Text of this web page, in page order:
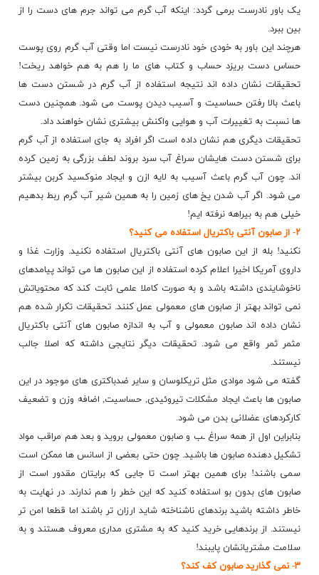
یک باور نادرست برمی گردد: اینکه آب گرم می تواند جرم های دست را از
بین ببرد.
هرچند این باور به خودی خود نادرست نیست اما وقتی آب گرم روی پوست
حساس دست بریزد حساب و کتاب های ما را هم به هم خواهد ریخت!
تحقیقات نشان داده اند نتیجه استفاده از آب گرم در شستن دست ها
باعث بالا رفتن حساسیت و آسیب دیدن پوست می شود. همچنین دست
ها نسبت به تغییرات آب و هوایی واکنش بیشتری نشان خواهند داد.
تحقیقات دیگری هم نشان داده است اگر افراد به جای استفاده از آب گرم
برای شستن دست هایشان سراغ آب سرد بروند لطف بزرگی به زمین کرده
اند. چون آب گرم باعث آسیب به لایه ازن و ایجاد منوکسید کربن بیشتر
می شود. اگر آب شدن یخ های زمین را به همین شیر آب گرم ربط بدهیم
خیلی هم به بیراهه نرفته ایم!
۲- از صابون آنتی باکتریال استفاده می کنید؟
نکنید! بله از این صابون های آنتی باکتریال استفاده نکنید. وزارت غذا و
داروی آمریکا اخیرا اعلام کرده استفاده از این صابون ها می تواند پیامدهای
ناخوشایندی داشته باشد و به صورت کاملا علمی ثابت کند که محتویاتش
نمی تواند بهتر از صابون های معمولی عمل کنند. تحقیقات تکرار شده هم
نشان داده اند صابون معمولی و آب به اندازه صابون های آنتی باکتریال
مثمر ثمر واقع می شود. تحقیقات دیگر نتایجی داشته که اصلا جالب
نیستند.
گفته می شود موادی مثل تریکلوسان و سایر ضدباکتری های موجود در این
صابون ها باعث ایجاد مشکلات تیروئیدی, حساسیت, اضافه وزن و تضعیف
کارکردهای عضلانی بدن می شود.
بنابراین اول از همه سراغ ـب و صابون معمولی بروید و بعد هم مراقب مواد
تشکیل دهنده صابون ها باشید. چون حتی بعضی از اسانس ها ممکن است
سمی باشند! برای همین بهتر است تا جایی که برایتان مقدور است از
صابون های بدون بو استفاده کنید که این خطر را هم ندارند. در نهایت به
خاطر داشته باشید برندهای ناشناخته شاید ارزان تر باشند اما قطعا امن تر
نیستند. از برندهایی خرید کنید که به مشتری مداری معروف هستند و به
سلامت مشتریانشان پایبند!
۳- نمی گذارید صابون کف کند؟